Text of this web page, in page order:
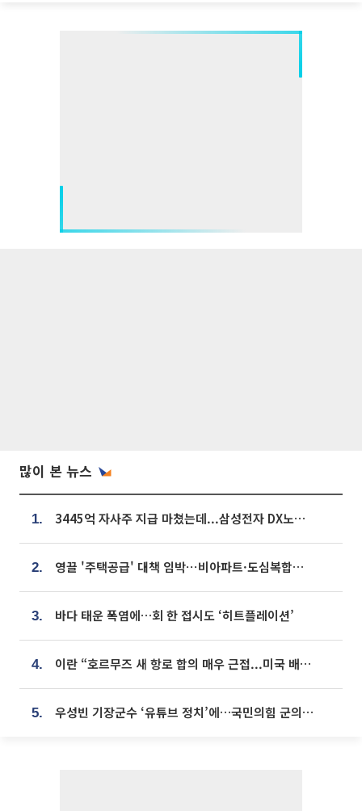
많이 본 뉴스
1. 3445억 자사주 지급 마쳤는데...삼성전자 DX노조, 뒤늦은 '떼쓰기 집회'
2. 영끌 '주택공급' 대책 임박⋯비아파트·도심복합까지 총동원
3. 바다 태운 폭염에…회 한 접시도 ‘히트플레이션’
4. 이란 “호르무즈 새 항로 합의 매우 근접...미국 배상 먼저”
5. 우성빈 기장군수 ‘유튜브 정치’에…국민의힘 군의원들 집단 반발